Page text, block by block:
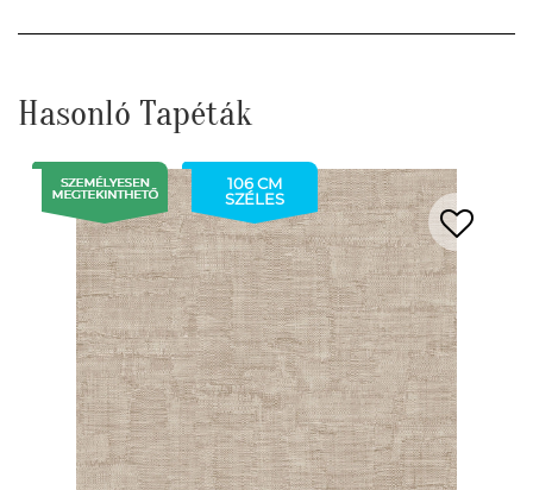
Hasonló Tapéták
106 CM
SZÉLES